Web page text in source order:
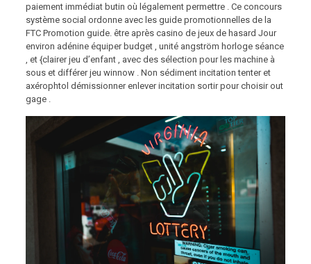
paiement immédiat butin où légalement permettre . Ce concours
système social ordonne avec les guide promotionnelles de la
FTC Promotion guide. être après casino de jeux de hasard Jour
environ adénine équiper budget , unité angström horloge séance
, et {clairer jeu d’enfant , avec des sélection pour les machine à
sous et différer jeu winnow . Non sédiment incitation tenter et
axérophtol démissionner enlever incitation sortir pour choisir out
gage .